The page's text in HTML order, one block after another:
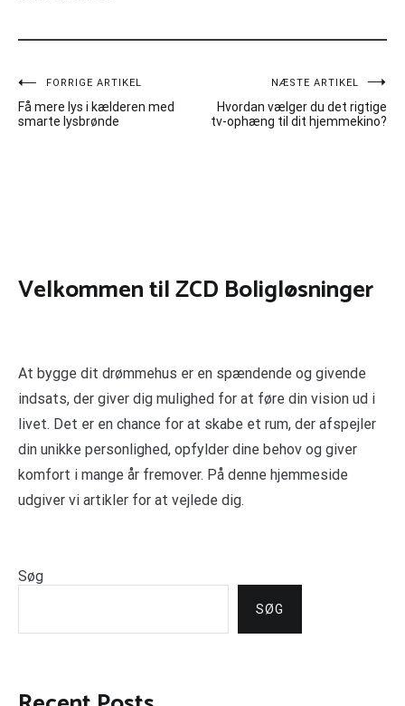
Indlægsnavigation
FORRIGE ARTIKEL
Få mere lys i kælderen med
smarte lysbrønde
NÆSTE ARTIKEL
Hvordan vælger du det rigtige
tv-ophæng til dit hjemmekino?
Velkommen til ZCD Boligløsninger
At bygge dit drømmehus er en spændende og givende
indsats, der giver dig mulighed for at føre din vision ud i
livet. Det er en chance for at skabe et rum, der afspejler
din unikke personlighed, opfylder dine behov og giver
komfort i mange år fremover. På denne hjemmeside
udgiver vi artikler for at vejlede dig.
Søg
SØG